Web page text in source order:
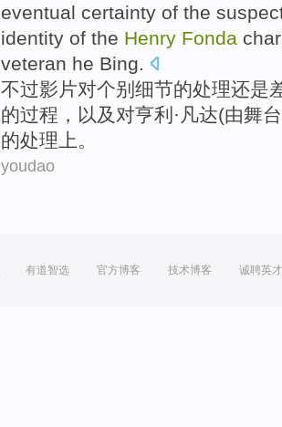
eventual certainty of the
identity of the Henry Fonda
veteran he Bing.
不过影片对个别细节的处理还是
的过程， 以及 对亨利·凡达(由舞台
的处理上。
youdao
有道智选 官方博客 技术博客 诚聘英才